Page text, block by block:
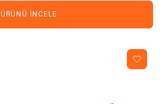
ÜRÜNÜ İNCELE